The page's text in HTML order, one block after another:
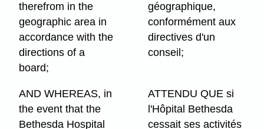
therefrom in the
geographic area in
accordance with the
directions of a
board;
géographique,
conformément aux
directives d'un
conseil;
AND WHEREAS, in
the event that the
Bethesda Hospital
ATTENDU QUE si
l'Hôpital Bethesda
cessait ses activités